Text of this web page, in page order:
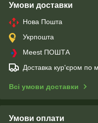
Умови доставки
Нова Пошта
Укрпошта
Meest ПОШТА
Доставка кур'єром по
Всі умови доставки
Умови оплати